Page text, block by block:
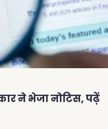
ने भेजा नोटिस, पढ़ें